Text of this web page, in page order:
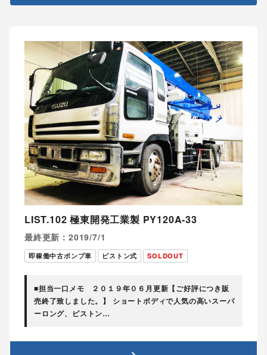
LIST.102 極東開発工業製 PY120A-33
最終更新：2019/7/1
即稼働中古ポンプ車 ピストン式 SOLDOUT
■担当一口メモ ２０１９年０６月更新【ご好評につき販
売終了致しました。】 ショートボディで人気の高いスーパ
ーロング、ピストン…